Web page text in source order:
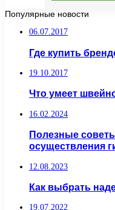
Популярные новости
06.07.2017
Где купить
19.10.2017
Что умеет
16.02.2024
Полезные
осуществления
12.08.2023
Как выбрать
19.07.2022